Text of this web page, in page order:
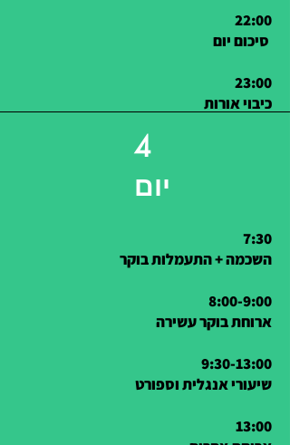
22:00
23:00
כיבוי אורות
4
יום
7:30
השכמה + התעמלות בוקר
8:00-9:00
ארוחת בוקר עשירה
9:30-13:00
שיעורי אנגלית וספורט
13:00